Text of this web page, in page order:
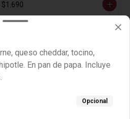
$1.690
queso cheddar, tocino,
En pan de papa. Incluye
Opcional